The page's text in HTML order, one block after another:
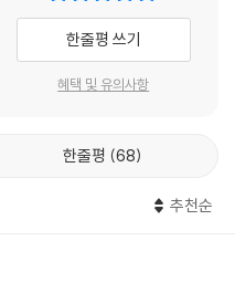
한줄평 쓰기
혜택 및 유의사항
한줄평 68
추천순